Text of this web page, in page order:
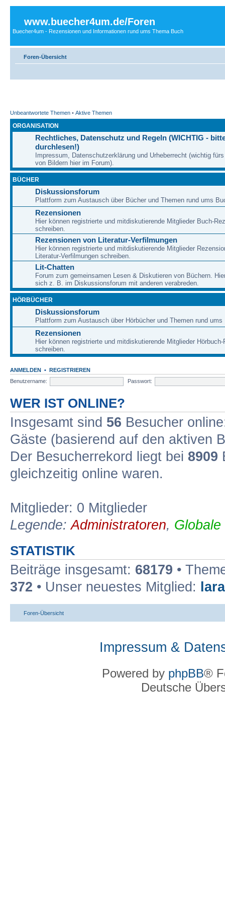
www.buecher4um.de/Foren
Buecher4um - Rezensionen und Informationen rund ums Thema Buch
Foren-Übersicht
Unbeantwortete Themen • Aktive Themen
ORGANISATION
Rechtliches, Datenschutz und Regeln (WICHTIG -
durchlesen!)
Impressum, Datenschutzerklärung und Urheberrecht (wichtig
von Bildern hier im Forum).
BÜCHER
Diskussionsforum
Plattform zum Austausch über Bücher und Themen rund ums
Rezensionen
Hier können registrierte und mitdiskutierende Mitglieder Buch-
schreiben.
Rezensionen von Literatur-Verfilmungen
Hier können registrierte und mitdiskutierende Mitglieder
Literatur-Verfilmungen schreiben.
Lit-Chatten
Forum zum gemeinsamen Lesen & Diskutieren von Büchern.
sich z. B. im Diskussionsforum mit anderen verabreden.
HÖRBÜCHER
Diskussionsforum
Plattform zum Austausch über Hörbücher und Themen rund ums
Rezensionen
Hier können registrierte und mitdiskutierende Mitglieder Hörbuch-
schreiben.
ANMELDEN • REGISTRIEREN
Benutzername:
Passwort:
WER IST ONLINE?
Insgesamt sind 56 Besucher
Gäste (basierend auf den aktiven
Der Besucherrekord liegt bei 8909
gleichzeitig online waren.
Mitglieder: 0 Mitglieder
Legende:Administratoren,
STATISTIK
Beiträge insgesamt: 68179 •
372 • Unser neuestes Mitglied:
Foren-Übersicht
Impressum &
Powered by phpBB®
Deutsche